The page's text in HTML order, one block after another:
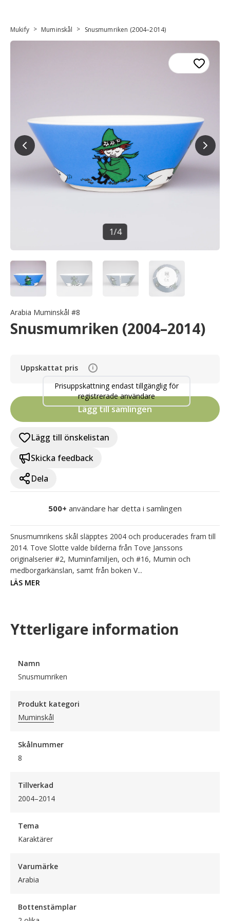
Mukify > Muminskål > Snusmumriken (2004–2014)
1/4
Arabia Muminskål #8
Snusmumriken (2004–2014)
Uppskattat pris i
Prisuppskattning endast tillgänglig för
registrerade användare
Lägg till samlingen
Lägg till önskelistan
Skicka feedback
Dela
500+ användare har detta i samlingen
Snusmumrikens skål släpptes 2004 och producerades fram till
2014. Tove Slotte valde bilderna från Tove Janssons
originalserier #2, Muminfamiljen, och #16, Mumin och
medborgarkänslan, samt från boken V...
LÄS MER
Ytterligare information
Namn
Snusmumriken
Produkt kategori
Muminskål
Skålnummer
8
Tillverkad
2004–2014
Tema
Karaktärer
Varumärke
Arabia
Bottenstämplar